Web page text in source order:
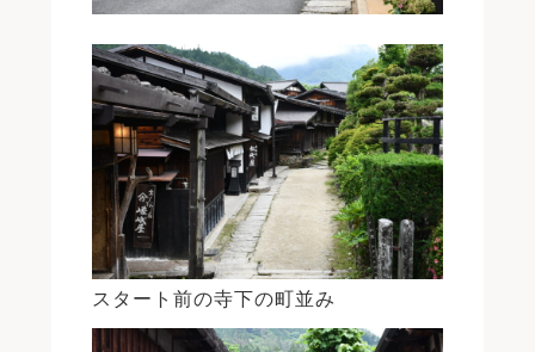
スタート前の寺下の町並み